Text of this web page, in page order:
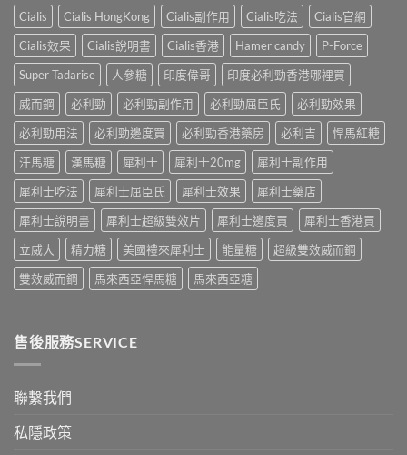
你
真
相，
備
孕
男
必
讀〉
真
實
體
驗
＋
醫
真
相
大
開〉
中
法
與
印
度
Levifil-
20〉
與
副
作
用：
果
凍
嘅
速
效
術
要
打
折
讀〉
Cialis Cialis HongKong Cialis副作用 Cialis吃法
Cialis官網
Cialis效果
Cialis說明書 Cialis香港 Hamer candy
P-Force
Super Tadarise
人參糖 印度偉哥
印度必利勁香港哪裡買
威而鋼
必利勁 必利勁副作用 必利勁屈臣氏
必利勁效果
必利勁用法
必利勁邊度買 必利勁香港藥房 必利吉
悍馬紅糖
汗馬糖
漢馬糖 犀利士 犀利士20mg
犀利士副作用
犀利士吃法
犀利士屈臣氏 犀利士效果
犀利士藥店
犀利士說明書
犀利士超級雙效片 犀利士邊度買
犀利士香港買
立威大
精力糖 美國禮來犀利士 能量糖
超級雙效威而鋼
雙效威而鋼
馬來西亞悍馬糖 馬來西亞糖
售後服務SERVICE
聯繫我們
私隱政策